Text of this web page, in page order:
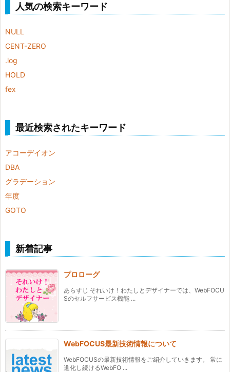
人気の検索キーワード
NULL
CENT-ZERO
.log
HOLD
fex
最近検索されたキーワード
アコーデイオン
DBA
グラデーション
年度
GOTO
新着記事
プロローグ
あらすじ それいけ！わたしとデザイナーでは、WebFOCU
Sのセルフサービス機能 ...
WebFOCUS最新技術情報について
WebFOCUSの最新技術情報をご紹介していきます。 常に
進化し続けるWebFO ...